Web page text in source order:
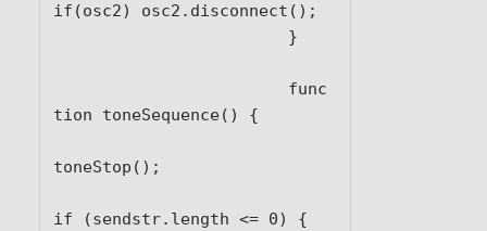
if(osc2) osc2.disconnect();
tion toneSequence() {
toneStop();
if (sendstr.length <= 0) {